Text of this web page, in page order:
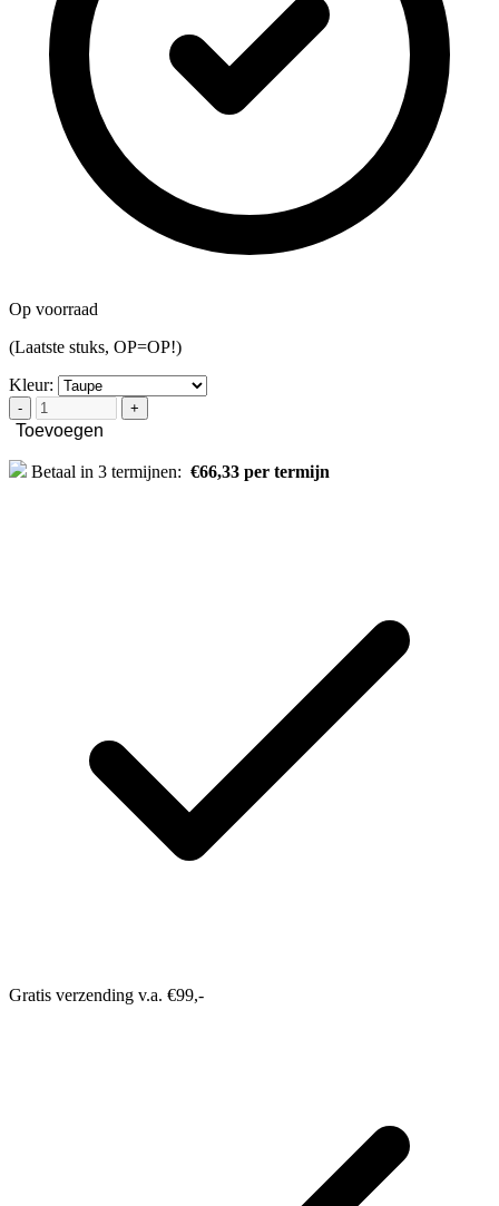
Op voorraad
(Laatste stuks, OP=OP!)
Kleur:
- +
Toevoegen
Betaal in 3 termijnen: €66,33 per termijn
Gratis verzending v.a. €99,-